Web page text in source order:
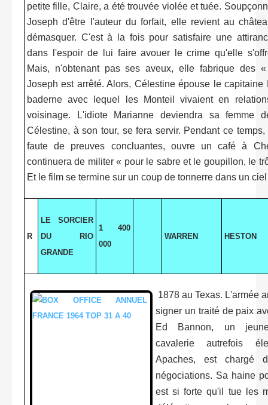
petite fille, Claire, a été trouvée violée et tuée.
Joseph d'être l'auteur du forfait, elle revient au
démasquer. C'est à la fois pour satisfaire une
dans l'espoir de lui faire avouer le crime qu'elle
Mais, n'obtenant pas ses aveux, elle fabrique des
Joseph est arrêté. Alors, Célestine épouse le capitaine
baderne avec lequel les Monteil vivaient en
voisinage. L'idiote Marianne deviendra sa femme
Célestine, à son tour, se fera servir. Pendant ce
faute de preuves concluantes, ouvre un café à
continuera de militer « pour le sabre et le goupillon, le
Et le film se termine sur un coup de tonnerre dans un
R
LE SORCIER
DU RIO
GRANDE
1 400
000
WARREN HESTON
1878 au Texas. L'armée
signer un traité de paix
Ed Bannon, un
cavalerie autrefois
Apaches, est chargé
négociations. Sa haine
est si forte qu'il tue les